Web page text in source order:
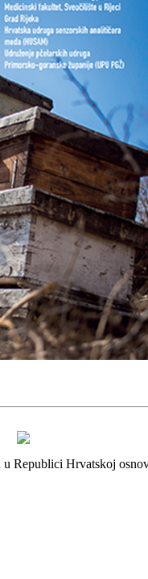
Republici Hrvatskoj